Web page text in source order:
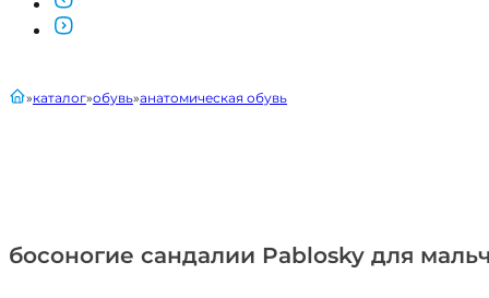
босоногие сандалии Pablosky для
главнаякаталог обувь анатомическая обувь